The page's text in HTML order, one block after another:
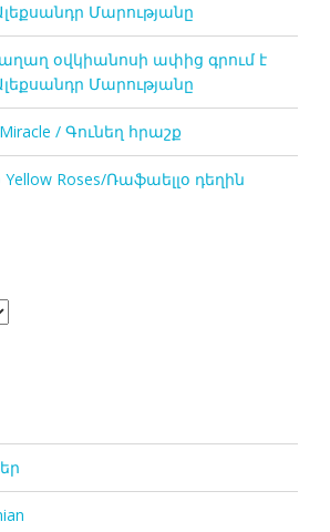
Մարությանը
օվկիանոսի ափից գրում է
Մարությանը
/ Գունեղ հրաշք
Yellow Roses/Ռաֆաելլօ դեղին